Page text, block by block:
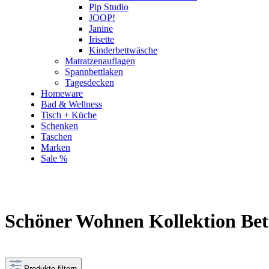
Pip Studio
JOOP!
Janine
Irisette
Kinderbettwäsche
Matratzenauflagen
Spannbettlaken
Tagesdecken
Homeware
Bad & Wellness
Tisch + Küche
Schenken
Taschen
Marken
Sale %
Schöner Wohnen Kollektion